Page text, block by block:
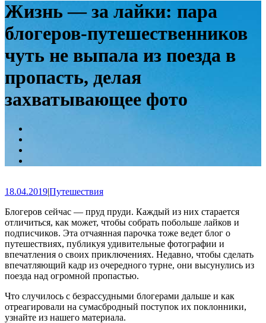
Жизнь — за лайки: пара
блогеров-путешественников
чуть не выпала из поезда в
пропасть, делая
захватывающее фото
18.04.2019|Путешествия
Блогеров сейчас — пруд пруди. Каждый из них старается
отличиться, как может, чтобы собрать побольше лайков и
подписчиков. Эта отчаянная парочка тоже ведет блог о
путешествиях, публикуя удивительные фотографии и
впечатления о своих приключениях. Недавно, чтобы сделать
впечатляющий кадр из очередного турне, они высунулись из
поезда над огромной пропастью.
Что случилось с безрассудными блогерами дальше и как
отреагировали на сумасбродный поступок их поклонники,
узнайте из нашего материала.